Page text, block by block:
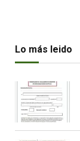
Lo más leido